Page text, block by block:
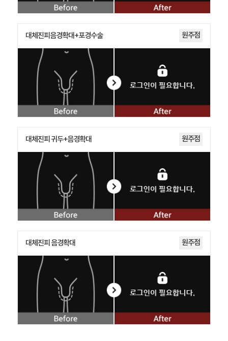
대체진피음경확대+포경수술 원주점
대체진피 귀두+음경확대 원주점
대체진피 음경확대 원주점